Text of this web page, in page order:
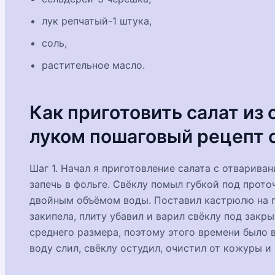
лук репчатый-1 штука,
соль,
растительное масло.
Как приготовить салат
луком пошаговый рецепт
Шаг 1. Начал я приготовление салата с
запечь в фольге. Свёклу помыл губкой под
двойным объёмом воды. Поставил кастрюлю на
закипела, плиту убавил и варил свёклу под
среднего размера, поэтому этого времени было
воду слил, свёклу остудил, очистил от кожуры и